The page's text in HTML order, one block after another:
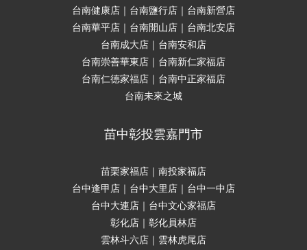
台南健康店｜台南鹽行店｜台南新營店
台南華平店｜台南開山店｜台南北安店
台南成大店｜台南安和店
台南崇善華東店｜台南新仁家福店
台南仁德家福店｜台南中正家福店
台南未來之城
苗中彰投雲嘉門市
苗栗家福店｜南投家福店
台中逢甲店｜台中大里店｜台中一中店
台中大連店｜台中文心家福店
彰化店｜彰化員林店
雲林斗六店｜雲林虎尾店